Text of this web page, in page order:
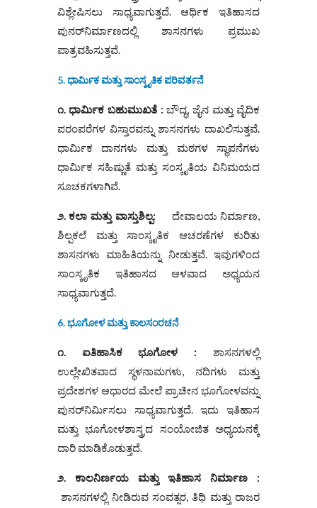
ವಿಶ್ಲೇಷಿಸಲು ಸಾಧ್ಯವಾಗುತ್ತದೆ. ಆರ್ಥಿಕ ಇತಿಹಾಸದ
ಪುನರ್‌ನಿರ್ಮಾಣದಲ್ಲಿ ಶಾಸನಗಳು ಪ್ರಮುಖ
ಪಾತ್ರವಹಿಸುತ್ತವೆ.
5. ಧಾರ್ಮಿಕ ಮತ್ತು ಸಾಂಸ್ಕೃತಿಕ ಪರಿವರ್ತನೆ
೧. ಧಾರ್ಮಿಕ ಬಹುಮುಖತೆ :ಬೌದ್ಧ, ಜೈನ ಮತ್ತು ವೈದಿಕ
ಪರಂಪರೆಗಳ ವಿಸ್ತಾರವನ್ನು ಶಾಸನಗಳು ದಾಖಲಿಸುತ್ತವೆ.
ಧಾರ್ಮಿಕ ದಾನಗಳು ಮತ್ತು ಮಠಗಳ ಸ್ಥಾಪನೆಗಳು
ಧಾರ್ಮಿಕ ಸಹಿಷ್ಣುತೆ ಮತ್ತು ಸಂಸ್ಕೃತಿಯ ವಿನಿಮಯದ
ಸೂಚಕಗಳಾಗಿವೆ.
೨. ಕಲಾ ಮತ್ತು ವಾಸ್ತುಶಿಲ್ಪ: ದೇವಾಲಯ ನಿರ್ಮಾಣ,
ಶಿಲ್ಪಕಲೆ ಮತ್ತು ಸಾಂಸ್ಕೃತಿಕ ಆಚರಣೆಗಳ ಕುರಿತು
ಶಾಸನಗಳು ಮಾಹಿತಿಯನ್ನು ನೀಡುತ್ತವೆ. ಇವುಗಳಿಂದ
ಸಾಂಸ್ಕೃತಿಕ ಇತಿಹಾಸದ ಆಳವಾದ ಅಧ್ಯಯನ
ಸಾಧ್ಯವಾಗುತ್ತದೆ.
6. ಭೂಗೋಳ ಮತ್ತು ಕಾಲಸಂರಚನೆ
೧. ಐತಿಹಾಸಿಕ ಭೂಗೋಳ : ಶಾಸನಗಳಲ್ಲಿ
ಉಲ್ಲೇಖಿತವಾದ ಸ್ಥಳನಾಮಗಳು, ನದಿಗಳು ಮತ್ತು
ಪ್ರದೇಶಗಳ ಆಧಾರದ ಮೇಲೆ ಪ್ರಾಚೀನ ಭೂಗೋಳವನ್ನು
ಪುನರ್‌ನಿರ್ಮಿಸಲು ಸಾಧ್ಯವಾಗುತ್ತದೆ. ಇದು ಇತಿಹಾಸ
ಮತ್ತು ಭೂಗೋಳಶಾಸ್ತ್ರದ ಸಂಯೋಜಿತ ಅಧ್ಯಯನಕ್ಕೆ
ದಾರಿ ಮಾಡಿಕೊಡುತ್ತದೆ.
೨. ಕಾಲನಿ‌ರ್ಣಯ ಮತ್ತು ಇತಿಹಾಸ ನಿರ್ಮಾಣ :
ಶಾಸನಗಳಲ್ಲಿ ನೀಡಿರುವ ಸಂವತ್ಸರ, ತಿಥಿ ಮತ್ತು ರಾಜರ